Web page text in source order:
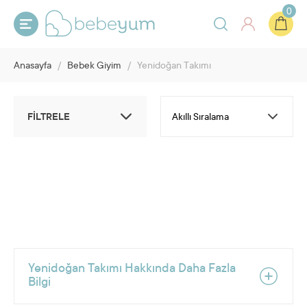
0
Anasayfa / Bebek Giyim / Yenidoğan Takımı
FİLTRELE
Yenidoğan Takımı Hakkında Daha Fazla
Bilgi